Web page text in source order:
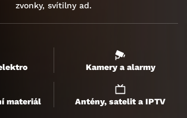
zvonky, svítilny ad.
Kamery a alarmy
materiál Antény, satelit a IPTV